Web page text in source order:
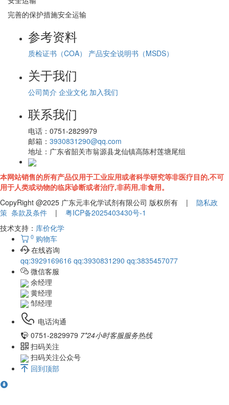
完善的保护措施安全运输
参考资料
质检证书（COA） 产品安全说明书（MSDS）
关于我们
公司简介 企业文化 加入我们
联系我们
电话： 0751-2829979
邮箱： 3930831290@qq.com
地址： 广东省韶关市翁源县龙仙镇高陈村莲塘尾组
本网站销售的所有产品仅用于工业应用或者科学研究等非医疗目的,不可
用于人类或动物的临床诊断或者治疗,非药用,非食用。
CopyRight @2025 广东元丰化学试剂有限公司 版权所有 | 隐私政
策 条款及条件 | 粤ICP备2025403430号-1
技术支持： 库价化学
0 购物车
在线咨询
qq:3929169616 qq:3930831290 qq:3835457077
微信客服
余经理
黄经理
邹经理
电话沟通
0751-2829979 7*24小时客服服务热线
扫码关注
扫码关注公众号
回到顶部